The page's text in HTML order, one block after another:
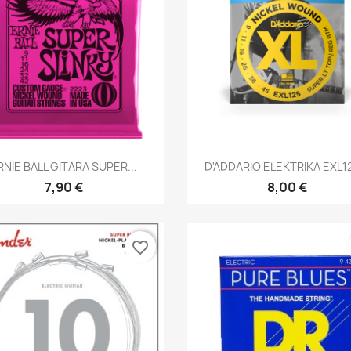
Brzi pregled
BALL GITARA SUPER...
7,90 €
Brzi pregled
D'ADDARIO ELEKTRIKA
8,00 €
favorite_border